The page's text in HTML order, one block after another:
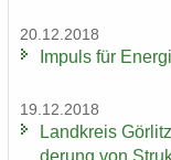
20.12.2018
Im­puls für
19.12.2018
Land­kreis